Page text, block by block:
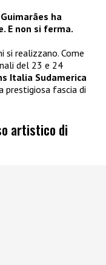
ha
E non si ferma.
si realizzano. Come
del 23 e 24
Italia Sudamerica
prestigiosa fascia di
artistico di